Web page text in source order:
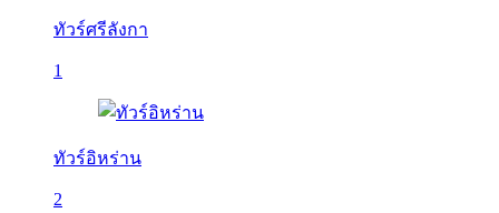
ทัวร์ศรีลังกา
1
ทัวร์อิหร่าน
2